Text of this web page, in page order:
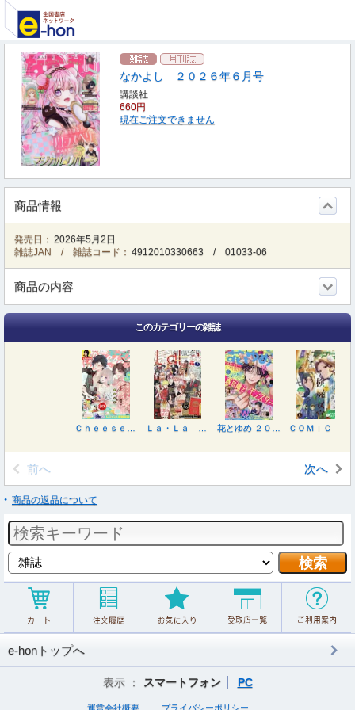
なかよし ２０２６年６月号
講談社
660円
現在ご注文できません
商品情報
発売日： 2026年5月2日
雑誌JAN / 雑誌コード： 4912010330663 /01033-06
商品の内容
このカテゴリーの雑誌
前へ 次へ
商品の返品について
e-honトップへ
表示 ： スマートフォン PC
運営会社概要 プライバシーポリシー